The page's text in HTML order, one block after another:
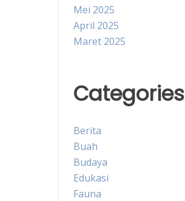
Mei 2025
April 2025
Maret 2025
Categories
Berita
Buah
Budaya
Edukasi
Fauna